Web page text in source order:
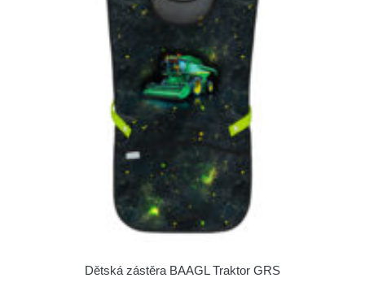
Dětská zástěra BAAGL Traktor GRS